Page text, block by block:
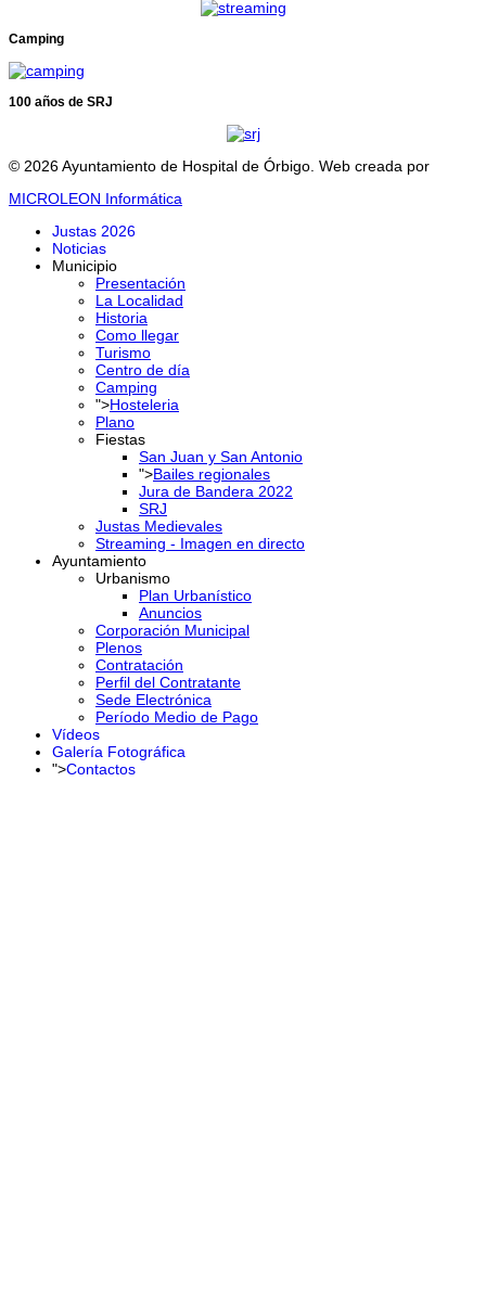
Camping
100 años de SRJ
© 2026 Ayuntamiento de Hospital de Órbigo. Web creada por
MICROLEON Informática
Justas 2026
Noticias
Municipio
Presentación
La Localidad
Historia
Como llegar
Turismo
Centro de día
Camping
">Hosteleria
Plano
Fiestas
San Juan y San Antonio
">Bailes regionales
Jura de Bandera 2022
SRJ
Justas Medievales
Streaming - Imagen en directo
Ayuntamiento
Urbanismo
Plan Urbanístico
Anuncios
Corporación Municipal
Plenos
Contratación
Perfil del Contratante
Sede Electrónica
Período Medio de Pago
Vídeos
Galería Fotográfica
">Contactos